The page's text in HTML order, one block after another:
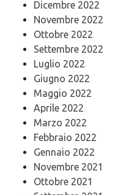
Dicembre 2022
Novembre 2022
Ottobre 2022
Settembre 2022
Luglio 2022
Giugno 2022
Maggio 2022
Aprile 2022
Marzo 2022
Febbraio 2022
Gennaio 2022
Novembre 2021
Ottobre 2021